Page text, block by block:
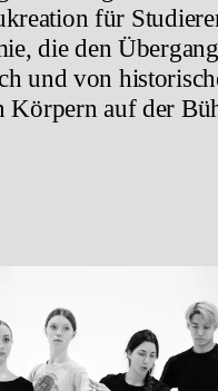
für
die den
und von
Körpern auf der